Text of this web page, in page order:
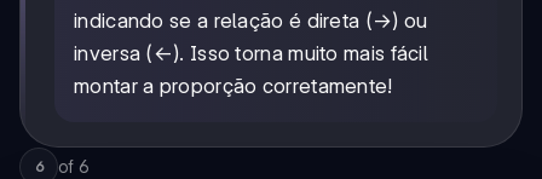
indicando se a relação é direta (→) ou
inversa (←). Isso torna muito mais fácil
montar a proporção corretamente!
6 of 6